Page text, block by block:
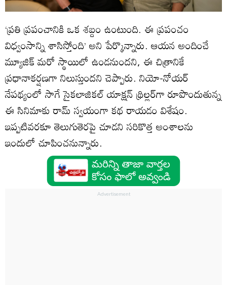
‘ప్రతి ప్రపంచానికి ఒక శబ్దం ఉంటుంది. ఈ ప్రపంచం
విధ్వంసాన్ని శాసిస్తోంది’ అని పేర్కొన్నారు. ఆయన అందించే
మ్యూజిక్‌ మరో స్థాయిలో ఉండనుందని, ఈ చిత్రానికే
ప్రధానాకర్షణగా నిలుస్తుందని చెప్పారు. నియో-నోయర్‌
నేపథ్యంలో సాగే సైకలాజికల్‌ యాక్షన్‌ థ్రిల్లర్‌గా రూపొందుతున్న
ఈ సినిమాకు రామ్‌ స్వయంగా కథ రాయడం విశేషం.
ఇప్పటివరకూ తెలుగుతెరపై చూడని సరికొత్త అంశాలను
ఇందులో చూపించనున్నారు.